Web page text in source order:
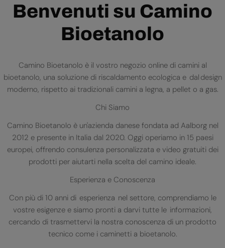
Benvenuti su Camino
Bioetanolo
Camino Bioetanolo è il vostro negozio online di camini al
bioetanolo, una soluzione di riscaldamento ecologica e dal design
moderno, rispetto ai tradizionali camini a legna, a pellet o a gas.
Chi Siamo
Camino Bioetanolo è un'azienda danese fondata ad Aalborg nel
2012 e presente in Italia dal 2020. Oggi operiamo in 15 paesi
europei, offrendo consulenza personalizzata e video gratuiti dei
prodotti per aiutarti nella scelta del camino ideale.
Esperienza e Conoscenza
Con più di 10 anni di esperienza nel settore, comprendiamo le
vostre esigenze e siamo pronti a darvi tutte le informazioni,
cercando di trasmettervi la nostra conoscenza di un prodotto
tecnico come i caminetti a bioetanolo.